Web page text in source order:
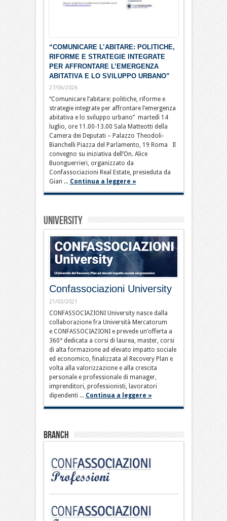
“COMUNICARE L’ABITARE: POLITICHE,
RIFORME E STRATEGIE INTEGRATE
PER AFFRONTARE L’EMERGENZA
ABITATIVA E LO SVILUPPO URBANO”
27/06/2026
“Comunicare l’abitare: politiche, riforme e
strategie integrate per affrontare l’emergenza
abitativa e lo sviluppo urbano” martedì 14
luglio, ore 11.00-13.00 Sala Matteotti della
Camera dei Deputati – Palazzo Theodoli-
Bianchelli Piazza del Parlamento, 19 Roma Il
convegno su iniziativa dell’On. Alice
Buonguerrieri, organizzato da
Confassociazioni Real Estate, presieduta da
Gian ... Continua a leggere »
university
Confassociazioni University
21/03/2021
CONFASSOCIAZIONI University nasce dalla
collaborazione fra Università Mercatorum
e CONFASSOCIAZIONI e prevede un’offerta a
360° dedicata a corsi di laurea, master, corsi
di alta formazione ad elevato impatto sociale
ed economico, finalizzata al Recovery Plan e
volta alla valorizzazione e alla crescita
personale e professionale di manager,
imprenditori, professionisti, lavoratori
dipendenti ... Continua a leggere »
Branch